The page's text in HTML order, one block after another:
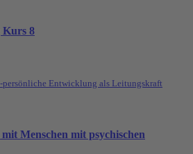
8
persönliche Entwicklung als Leitungskraft
Menschen mit psychischen